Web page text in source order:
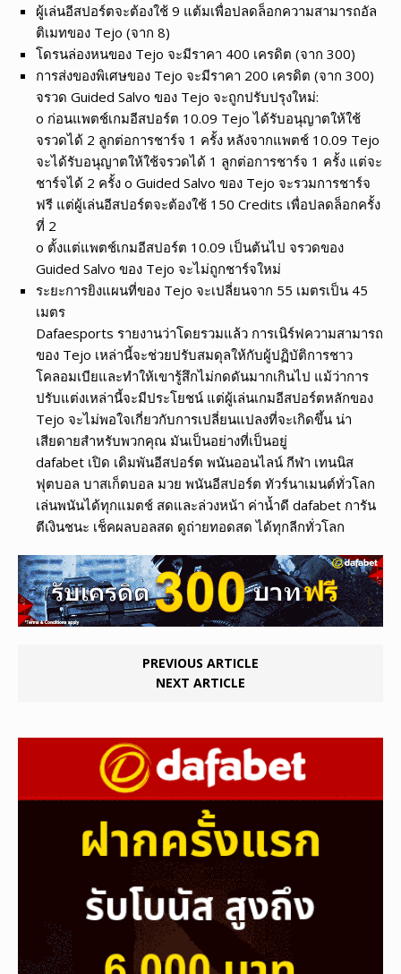
ผู้เล่นอีสปอร์ตจะต้องใช้ 9 แต้มเพื่อปลดล็อกความสามารถอัล
ติเมทของ Tejo (จาก 8)
โดรนล่องหนของ Tejo จะมีราคา 400 เครดิต (จาก 300)
การส่งของพิเศษของ Tejo จะมีราคา 200 เครดิต (จาก 300)
จรวด Guided Salvo ของ Tejo จะถูกปรับปรุงใหม่:
o ก่อนแพตช์เกมอีสปอร์ต 10.09 Tejo ได้รับอนุญาตให้ใช้
จรวดได้ 2 ลูกต่อการชาร์จ 1 ครั้ง หลังจากแพตช์ 10.09 Tejo
จะได้รับอนุญาตให้ใช้จรวดได้ 1 ลูกต่อการชาร์จ 1 ครั้ง แต่จะ
ชาร์จได้ 2 ครั้ง o Guided Salvo ของ Tejo จะรวมการชาร์จ
ฟรี แต่ผู้เล่นอีสปอร์ตจะต้องใช้ 150 Credits เพื่อปลดล็อกครั้ง
ที่ 2
o ตั้งแต่แพตช์เกมอีสปอร์ต 10.09 เป็นต้นไป จรวดของ
Guided Salvo ของ Tejo จะไม่ถูกชาร์จใหม่
ระยะการยิงแผนที่ของ Tejo จะเปลี่ยนจาก 55 เมตรเป็น 45
เมตร
Dafaesports รายงานว่าโดยรวมแล้ว การเนิร์ฟความสามารถ
ของ Tejo เหล่านี้จะช่วยปรับสมดุลให้กับผู้ปฏิบัติการชาว
โคลอมเบียและทำให้เขารู้สึกไม่กดดันมากเกินไป แม้ว่าการ
ปรับแต่งเหล่านี้จะมีประโยชน์ แต่ผู้เล่นเกมอีสปอร์ตหลักของ
Tejo จะไม่พอใจเกี่ยวกับการเปลี่ยนแปลงที่จะเกิดขึ้น น่า
เสียดายสำหรับพวกคุณ มันเป็นอย่างที่เป็นอยู่
dafabet เปิด เดิมพันอีสปอร์ต พนันออนไลน์ กีฬา เทนนิส
ฟุตบอล บาสเก็ตบอล มวย พนันอีสปอร์ต ทัวร์นาเมนต์ทั่วโลก
เล่นพนันได้ทุกแมตช์ สดและล่วงหน้า ค่าน้ำดี dafabet การัน
ตีเงินชนะ เช็คผลบอลสด ดูถ่ายทอดสด ได้ทุกลีกทั่วโลก
PREVIOUS ARTICLE
NEXT ARTICLE